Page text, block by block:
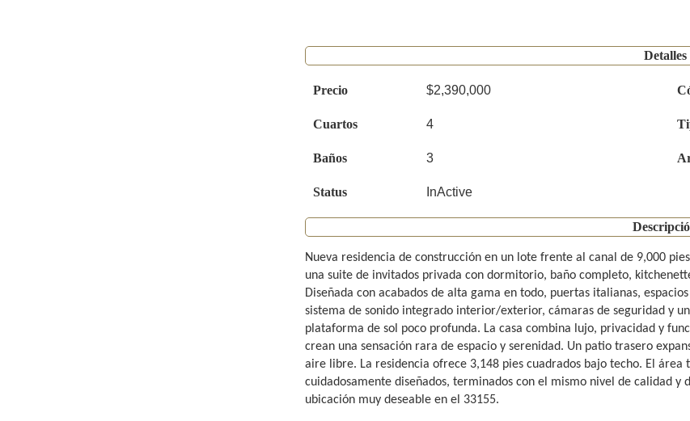
Detalles
Precio $2,390,000
Cuartos 4
Baños 3
Status InActive
Nueva residencia de construcción en un lote frente al canal de 9,000
una suite de invitados privada con dormitorio, baño completo,
Diseñada con acabados de alta gama en todo, puertas italianas,
sistema de sonido integrado interior/exterior, cámaras de seguridad y
plataforma de sol poco profunda. La casa combina lujo, privacidad y
crean una sensación rara de espacio y serenidad. Un patio trasero
aire libre. La residencia ofrece 3,148 pies cuadrados bajo techo. El
cuidadosamente diseñados, terminados con el mismo nivel de calidad
ubicación muy deseable en el 33155.